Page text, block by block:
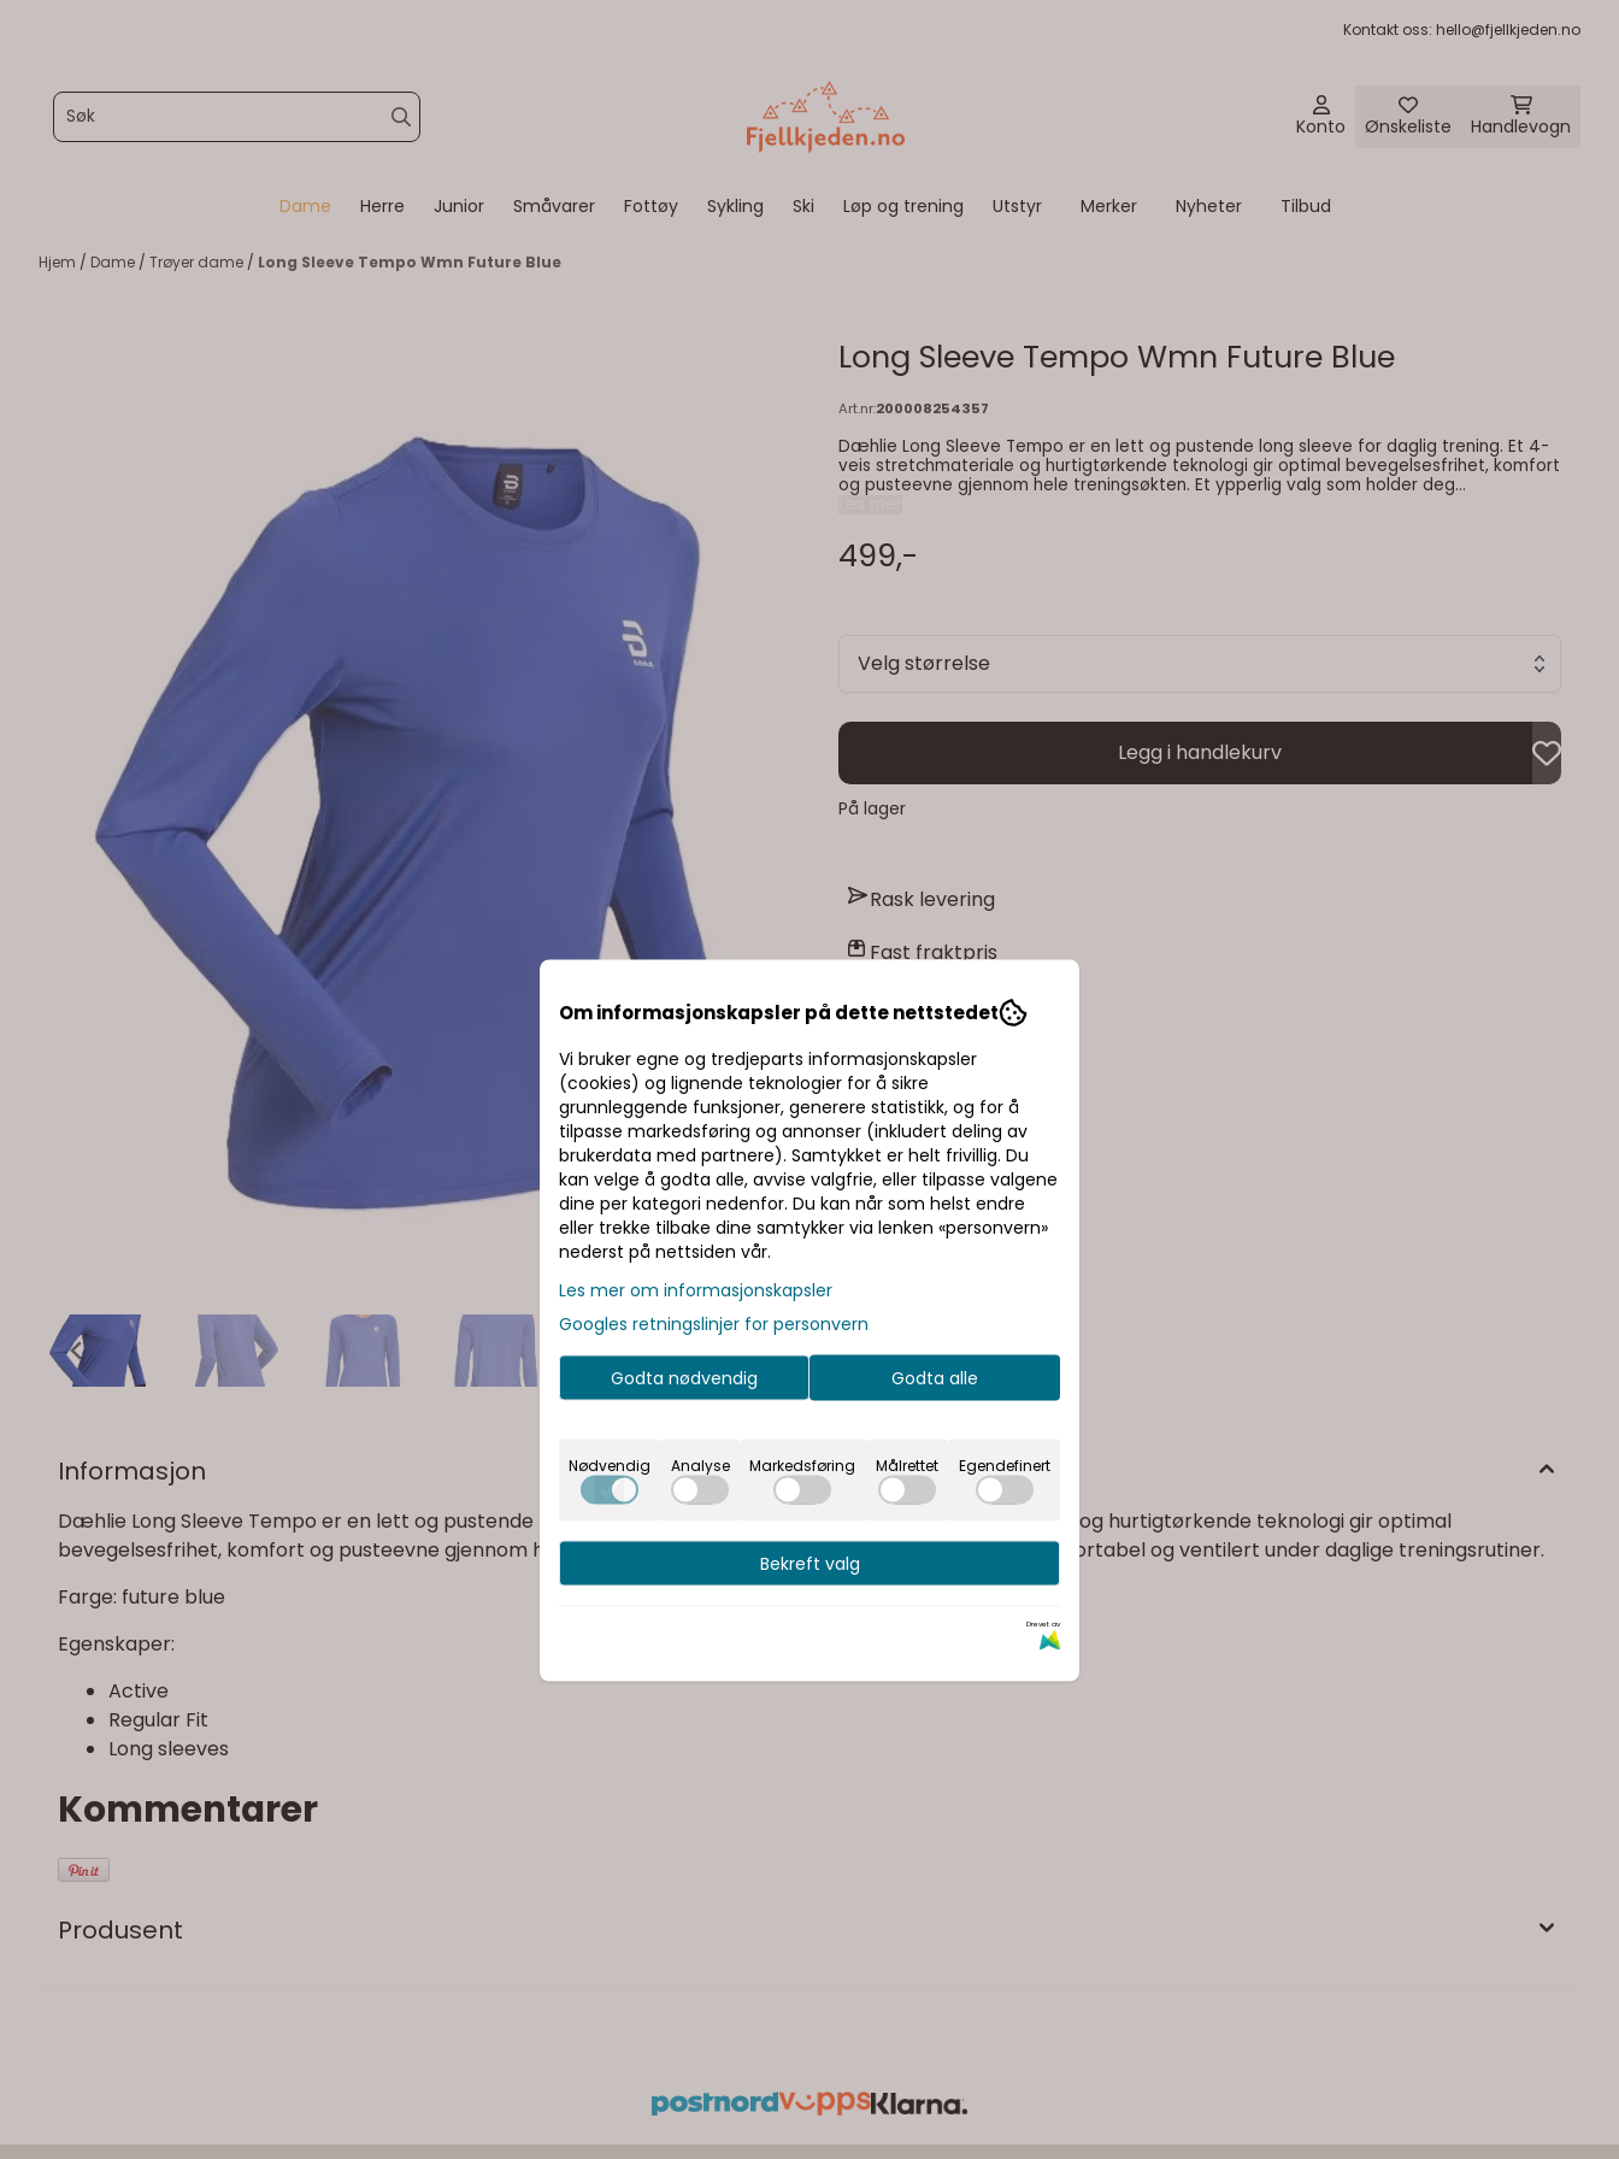
Kontakt oss: hello@fjellkjeden.no
Konto Ønskeliste Handlevogn
Dame Herre Junior Småvarer Fottøy Sykling Ski Løp og trening Utstyr Merker Nyheter Tilbud
Hjem / Dame / Trøyer dame / Long Sleeve Tempo Wmn Future Blue
Long Sleeve Tempo Wmn Future Blue
Art.nr:200008254357
Dæhlie Long Sleeve Tempo er en lett og pustende long sleeve for daglig trening. Et 4-
veis stretchmateriale og hurtigtørkende teknologi gir optimal bevegelsesfrihet, komfort
og pusteevne gjennom hele treningsøkten. Et ypperlig valg som holder deg
499,-
Velg størrelse
Legg i handlekurv
På lager
Rask levering
Fast fraktpris
Kvalitetsprodukter
Informasjon
Dæhlie Long Sleeve Tempo er en lett og pustende long sleeve for daglig trening. Et 4-veis stretchmateriale og hurtigtørkende teknologi gir optimal
bevegelsesfrihet, komfort og pusteevne gjennom hele treningsøkten. Et ypperlig valg som holder deg komfortabel og ventilert under daglige treningsrutiner.
Farge: future blue
Egenskaper:
Active
Regular Fit
Long sleeves
Kommentarer
Produsent
Om informasjonskapsler på dette nettstedet
Vi bruker egne og tredjeparts informasjonskapsler
(cookies) og lignende teknologier for å sikre
grunnleggende funksjoner, generere statistikk, og for å
tilpasse markedsføring og annonser (inkludert deling av
brukerdata med partnere). Samtykket er helt frivillig. Du
kan velge å godta alle, avvise valgfrie, eller tilpasse valgene
dine per kategori nedenfor. Du kan når som helst endre
eller trekke tilbake dine samtykker via lenken «personvern»
nederst på nettsiden vår.
Les mer om informasjonskapsler
Googles retningslinjer for personvern
Godta nødvendig Godta alle
Nødvendig Analyse Markedsføring Målrettet Egendefinert
Bekreft valg
Drevet av